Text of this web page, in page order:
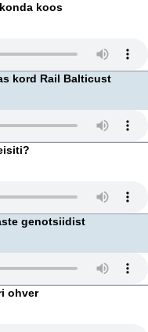
koos
kord Rail Balticust
genotsiidist
ohver